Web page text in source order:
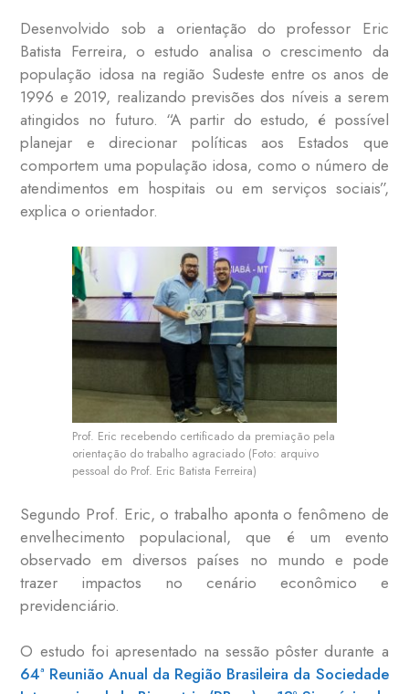
Desenvolvido sob a orientação do professor Eric
Batista Ferreira, o estudo analisa o crescimento da
população idosa na região Sudeste entre os anos de
1996 e 2019, realizando previsões dos níveis a serem
atingidos no futuro. “A partir do estudo, é possível
planejar e direcionar políticas aos Estados que
comportem uma população idosa, como o número de
atendimentos em hospitais ou em serviços sociais”,
explica o orientador.
Prof. Eric recebendo certificado da premiação pela
orientação do trabalho agraciado (Foto: arquivo
pessoal do Prof. Eric Batista Ferreira)
Segundo Prof. Eric, o trabalho aponta o fenômeno de
envelhecimento populacional, que é um evento
observado em diversos países no mundo e pode
trazer impactos no cenário econômico e
previdenciário.
O estudo foi apresentado na sessão pôster durante a
64ª Reunião Anual da Região Brasileira da Sociedade